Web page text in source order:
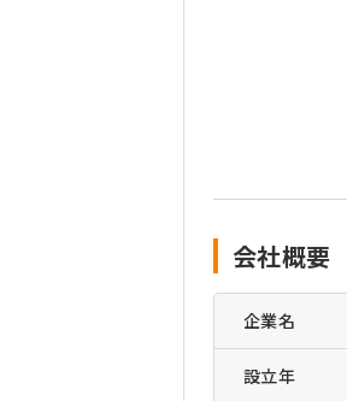
会社概要
企業名
設立年